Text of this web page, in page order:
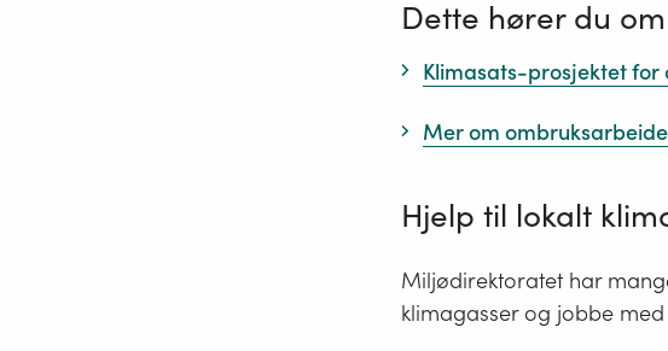
Dette hører du
Klimasats-prosjektet for
Mer om
Hjelp til lokalt
Miljødirektoratet har
klimagasser og jobbe